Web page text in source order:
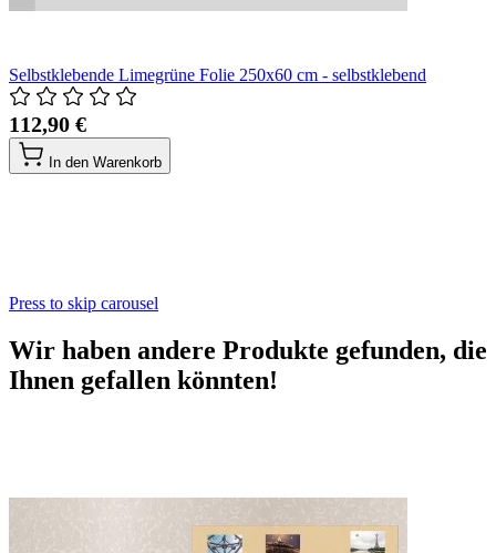
Selbstklebende Limegrüne Folie 250x60 cm - selbstklebend
112,90 €
In den Warenkorb
Press to skip carousel
Wir haben andere Produkte gefunden, die
Ihnen gefallen könnten!